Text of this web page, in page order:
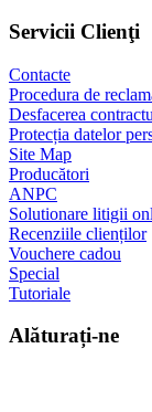
Servicii Clienţi
Contacte
Procedura de
Desfacerea
Protecția datelor
Site Map
Producători
ANPC
Solutionare litigii
Recenziile clienților
Vouchere cadou
Special
Tutoriale
Alăturați-ne